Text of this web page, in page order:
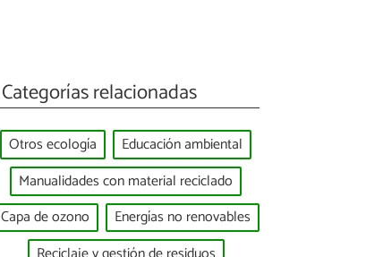
Categorías relacionadas
Otros ecología
Educación ambiental
Manualidades con material reciclado
Capa de ozono
Energías no renovables